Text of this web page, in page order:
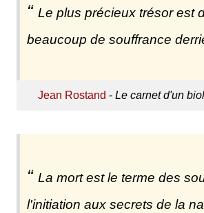
Le plus précieux trésor est
beaucoup de souffrance
Jean Rostand - Le carnet d'un
La mort est le terme des
l'initiation aux secrets de la